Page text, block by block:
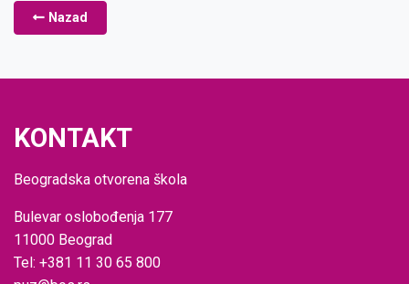
Nazad
KONTAKT
Beogradska otvorena škola
Bulevar oslobođenja 177
11000 Beograd
Tel: +381 11 30 65 800